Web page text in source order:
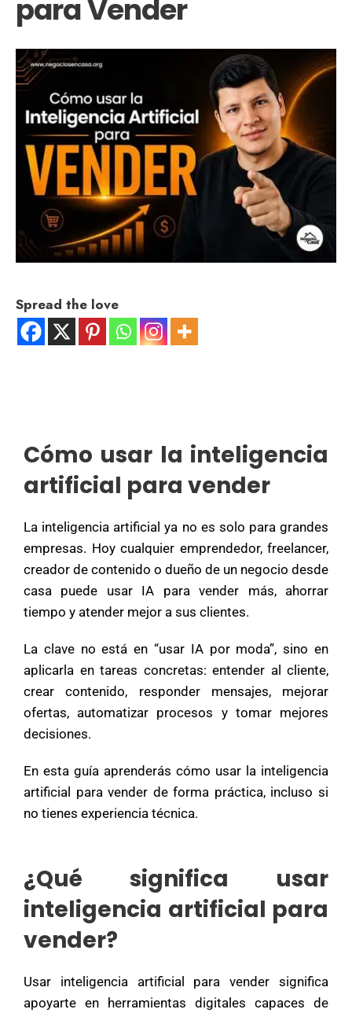
para Vender
Spread the love
Cómo usar la inteligencia
artificial para vender
La inteligencia artificial ya no es solo para grandes
empresas. Hoy cualquier emprendedor, freelancer,
creador de contenido o dueño de un negocio desde
casa puede usar IA para vender más, ahorrar
tiempo y atender mejor a sus clientes.
La clave no está en “usar IA por moda”, sino en
aplicarla en tareas concretas: entender al cliente,
crear contenido, responder mensajes, mejorar
ofertas, automatizar procesos y tomar mejores
decisiones.
En esta guía aprenderás cómo usar la inteligencia
artificial para vender de forma práctica, incluso si
no tienes experiencia técnica.
¿Qué significa usar
inteligencia artificial para
vender?
Usar inteligencia artificial para vender significa
apoyarte en herramientas digitales capaces de